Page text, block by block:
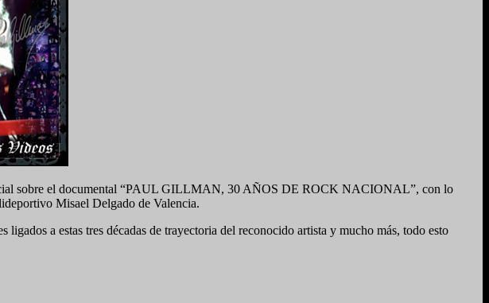
sobre el documental “PAUL GILLMAN, 30 AÑOS DE ROCK NACIONAL”, con lo
Misael Delgado de Valencia.
a estas tres décadas de trayectoria del reconocido artista y mucho más, todo esto